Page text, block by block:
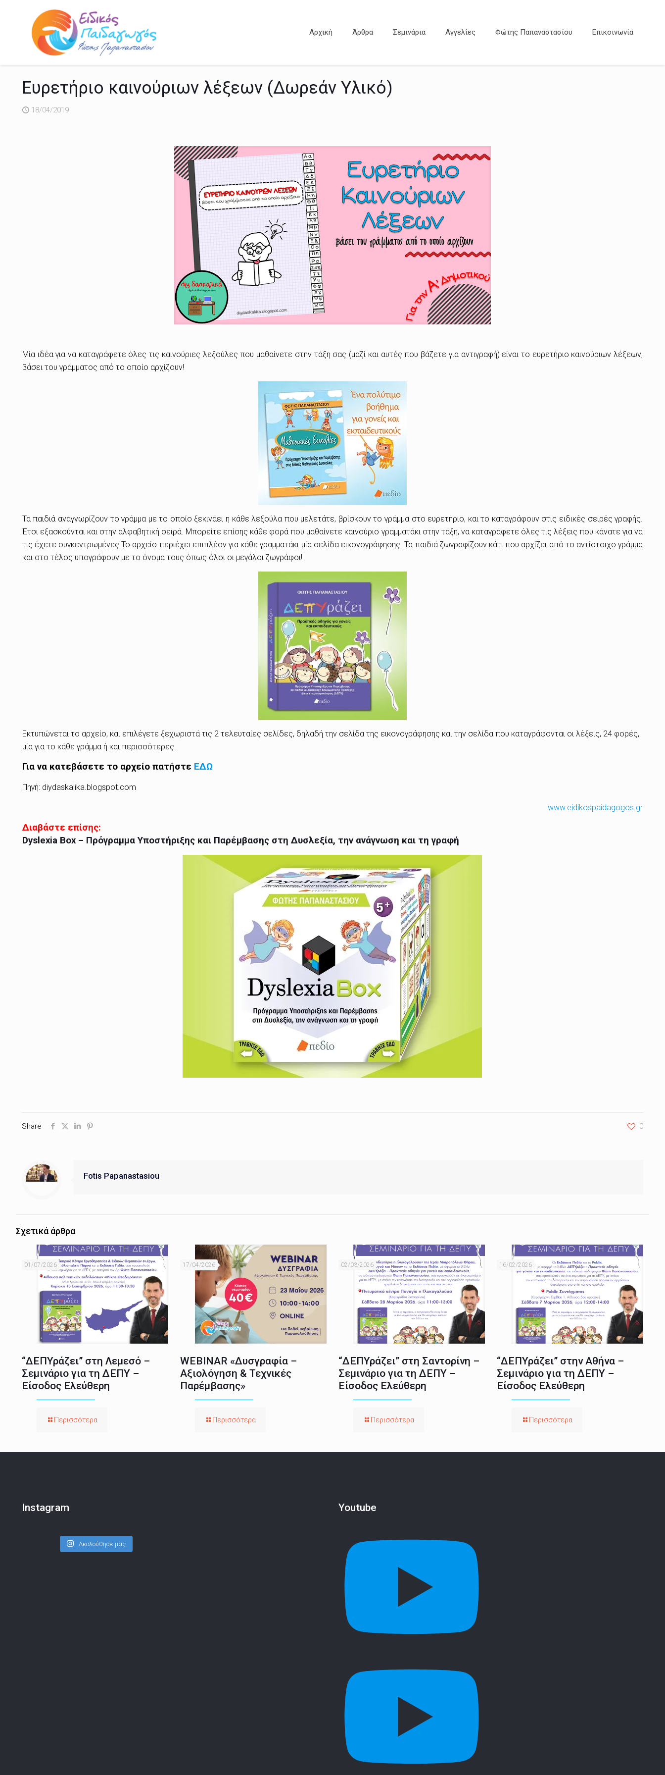
Αρχική Άρθρα Σεμινάρια Αγγελίες Φώτης Παπαναστασίου Επικοινωνία
Ευρετήριο καινούριων λέξεων (Δωρεάν Υλικό)
18/04/2019
Μία ιδέα για να καταγράφετε όλες τις καινούριες λεξούλες που μαθαίνετε στην τάξη σας (μαζί και αυτές που βάζετε για αντιγραφή) είναι το ευρετήριο καινούριων λέξεων,
βάσει του γράμματος από το οποίο αρχίζουν!
Τα παιδιά αναγνωρίζουν το γράμμα με το οποίο ξεκινάει η κάθε λεξούλα που μελετάτε, βρίσκουν το γράμμα στο ευρετήριο, και το καταγράφουν στις ειδικές σειρές γραφής.
Έτσι εξασκούνται και στην αλφαβητική σειρά. Μπορείτε επίσης κάθε φορά που μαθαίνετε καινούριο γραμματάκι στην τάξη, να καταγράφετε όλες τις λέξεις που κάνατε για να
τις έχετε συγκεντρωμένες.Το αρχείο περιέχει επιπλέον για κάθε γραμματάκι μία σελίδα εικονογράφησης. Τα παιδιά ζωγραφίζουν κάτι που αρχίζει από το αντίστοιχο γράμμα
και στο τέλος υπογράφουν με το όνομα τους όπως όλοι οι μεγάλοι ζωγράφοι!
Εκτυπώνεται το αρχείο, και επιλέγετε ξεχωριστά τις 2 τελευταίες σελίδες, δηλαδή την σελίδα της εικονογράφησης και την σελίδα που καταγράφονται οι λέξεις, 24 φορές,
μία για το κάθε γράμμα ή και περισσότερες.
Για να κατεβάσετε το αρχείο πατήστε ΕΔΩ
Πηγή: diydaskalika.blogspot.com
www.eidikospaidagogos.gr
Διαβάστε επίσης:
Dyslexia Box – Πρόγραμμα Υποστήριξης και Παρέμβασης στη Δυσλεξία, την ανάγνωση και τη γραφή
Share 0
Fotis Papanastasiou
Σχετικά άρθρα
01/07/2026
“ΔΕΠΥράζει” στη Λεμεσό –
Σεμινάριο για τη ΔΕΠΥ –
Είσοδος Ελεύθερη
Περισσότερα
17/04/2026
WEBINAR «Δυσγραφία –
Αξιολόγηση & Τεχνικές
Παρέμβασης»
Περισσότερα
02/03/2026
“ΔΕΠΥράζει” στη Σαντορίνη –
Σεμινάριο για τη ΔΕΠΥ –
Είσοδος Ελεύθερη
Περισσότερα
16/02/2026
“ΔΕΠΥράζει” στην Αθήνα –
Σεμινάριο για τη ΔΕΠΥ –
Είσοδος Ελεύθερη
Περισσότερα
Instagram
Ακολούθησε μας
Youtube